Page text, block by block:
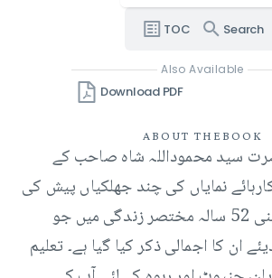
TOC Search
Also Available
Download PDF
ABOUT THE BOOK
سید محموداللہ شاہ صاحب کے
نمایاں کی چند جھلکیاں پیش کی
گئی ہیں۔ آپ نے اپنی 52 سالہ مختصر زندگی میں جو
ان کا اجمالی ذکر کیا گیا ہے۔ تعلیم